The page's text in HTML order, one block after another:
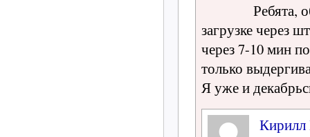
Ребята,
загрузке через
через 7-10 мин
только
Я уже и
Кирилл